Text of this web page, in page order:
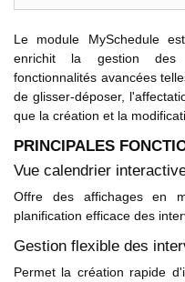
Le module MySchedule
enrichit la gestion des
fonctionnalités avancées
de glisser-déposer,
que la création et la
PRINCIPALES
Vue calendrier
Offre des affichages en
planification efficace des
Gestion flexible des
Permet la création rapide